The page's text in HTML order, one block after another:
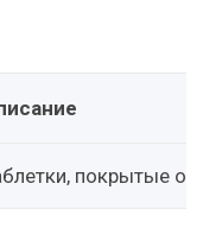
покрытые